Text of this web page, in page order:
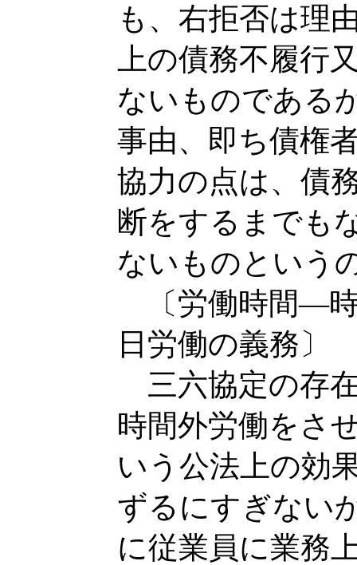
も、右拒否は理
上の債務不履行
ないものである
事由、即ち債権
協力の点は、債
断をするまでも
ないものという
〔労働時間―
日労働の義務〕
三六協定の存
時間外労働をさ
いう公法上の効
ずるにすぎない
に従業員に業務